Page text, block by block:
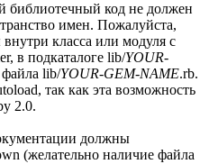
библиотечный код не должен
имен. Пожалуйста,
класса или модуля с
в подкаталоге lib/YOUR-
lib/YOUR-GEM-NAME.rb.
так как эта возможность
2.0.
должны
(желательно наличие файла